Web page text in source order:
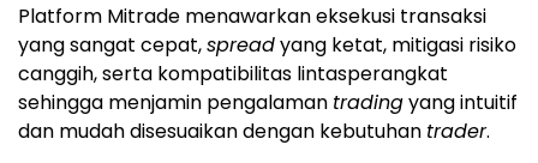
Platform Mitrade menawarkan eksekusi transaksi
yang sangat cepat,spreadyang ketat, mitigasi risiko
canggih, serta kompatibilitas lintasperangkat
sehingga menjamin pengalaman tradingyang intuitif
dan mudah disesuaikan dengan kebutuhan trader.